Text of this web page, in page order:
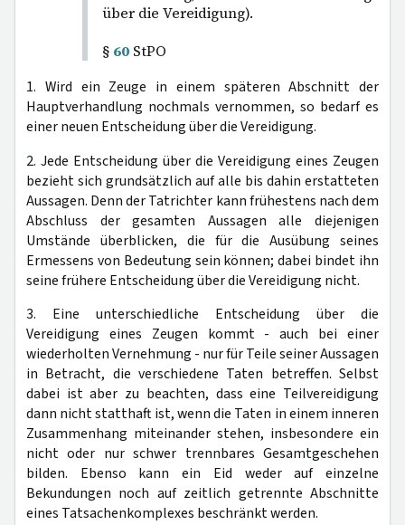
über die Vereidigung).
§ 60 StPO
1. Wird ein Zeuge in einem späteren Abschnitt der
Hauptverhandlung nochmals vernommen, so bedarf es
einer neuen Entscheidung über die Vereidigung.
2. Jede Entscheidung über die Vereidigung eines Zeugen
bezieht sich grundsätzlich auf alle bis dahin erstatteten
Aussagen. Denn der Tatrichter kann frühestens nach dem
Abschluss der gesamten Aussagen alle diejenigen
Umstände überblicken, die für die Ausübung seines
Ermessens von Bedeutung sein können; dabei bindet ihn
seine frühere Entscheidung über die Vereidigung nicht.
3. Eine unterschiedliche Entscheidung über die
Vereidigung eines Zeugen kommt - auch bei einer
wiederholten Vernehmung - nur für Teile seiner Aussagen
in Betracht, die verschiedene Taten betreffen. Selbst
dabei ist aber zu beachten, dass eine Teilvereidigung
dann nicht statthaft ist, wenn die Taten in einem inneren
Zusammenhang miteinander stehen, insbesondere ein
nicht oder nur schwer trennbares Gesamtgeschehen
bilden. Ebenso kann ein Eid weder auf einzelne
Bekundungen noch auf zeitlich getrennte Abschnitte
eines Tatsachenkomplexes beschränkt werden.